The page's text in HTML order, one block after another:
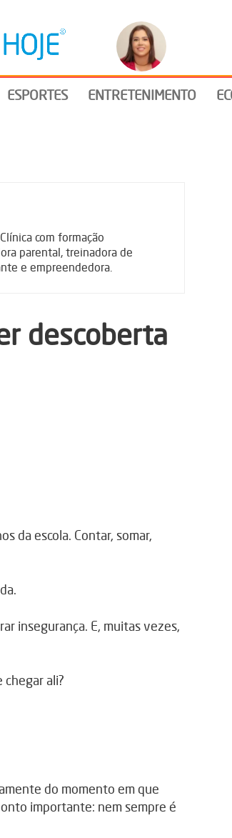
ESPORTES ENTRETENIMENTO
com formação
parental, treinadora de
e empreendedora.
descoberta
da escola. Contar, somar,
insegurança. E, muitas vezes,
chegar ali?
do momento em que
importante: nem sempre é